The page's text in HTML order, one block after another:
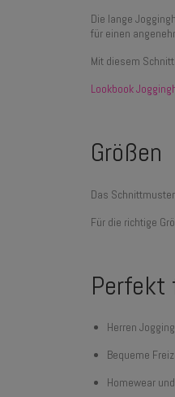
Die lange
für einen
Mit diesem
Lookbook
Größen
Das
Für die richtige
Perfekt
Herren
Bequeme
Homewear